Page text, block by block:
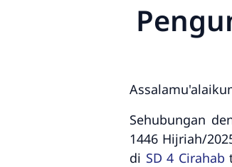
Sehubungan
1446 Hijriah/
di SD 4 Cirahab